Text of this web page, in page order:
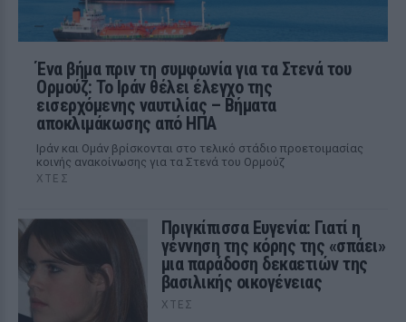
Ένα βήμα πριν τη συμφωνία για τα Στενά του
Ορμούζ: Το Ιράν θέλει έλεγχο της
εισερχόμενης ναυτιλίας – Βήματα
αποκλιμάκωσης από ΗΠΑ
Ιράν και Ομάν βρίσκονται στο τελικό στάδιο προετοιμασίας
κοινής ανακοίνωσης για τα Στενά του Ορμούζ
ΧΤΕΣ
Πριγκίπισσα Ευγενία: Γιατί η
γέννηση της κόρης της «σπάει»
μια παράδοση δεκαετιών της
βασιλικής οικογένειας
ΧΤΕΣ